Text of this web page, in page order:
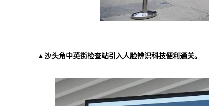
▲沙头角中英街检查站引入人脸辨识科技便利通关。